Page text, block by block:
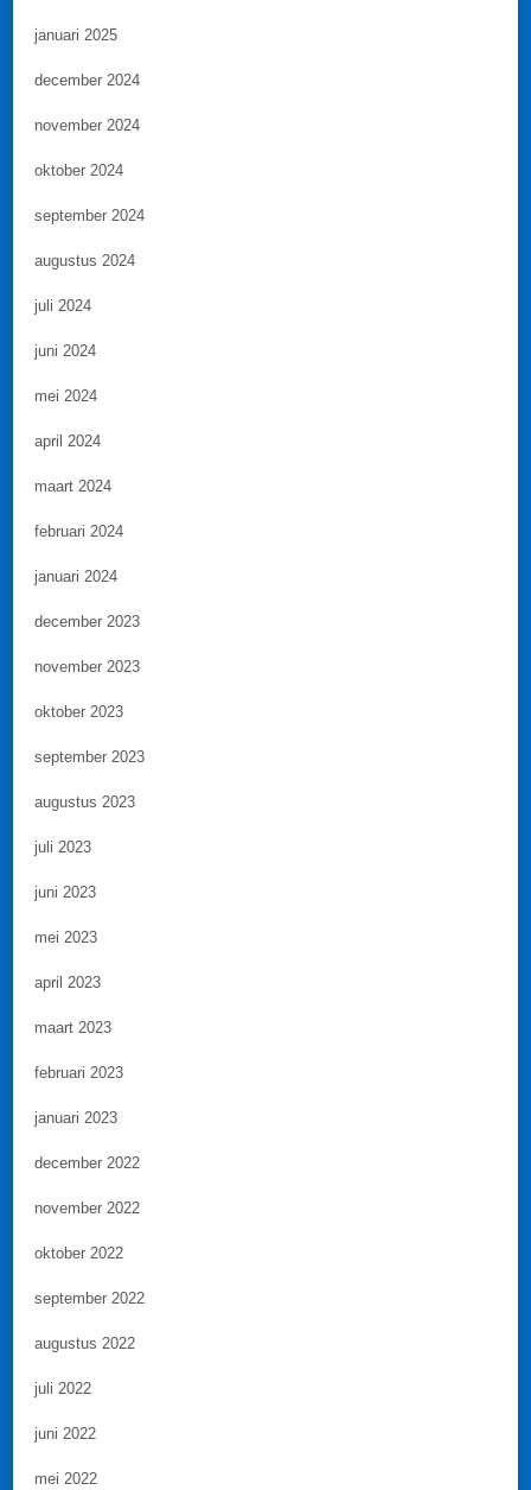
januari 2025
december 2024
november 2024
oktober 2024
september 2024
augustus 2024
juli 2024
juni 2024
mei 2024
april 2024
maart 2024
februari 2024
januari 2024
december 2023
november 2023
oktober 2023
september 2023
augustus 2023
juli 2023
juni 2023
mei 2023
april 2023
maart 2023
februari 2023
januari 2023
december 2022
november 2022
oktober 2022
september 2022
augustus 2022
juli 2022
juni 2022
mei 2022